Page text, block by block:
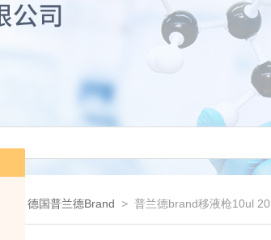
德国普兰德Brand > 普兰德brand移液枪10ul